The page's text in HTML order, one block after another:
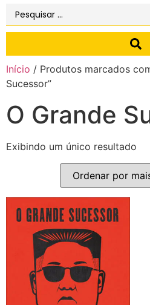
Início / Produtos marcados
Sucessor”
O Grande
Exibindo um único resultado